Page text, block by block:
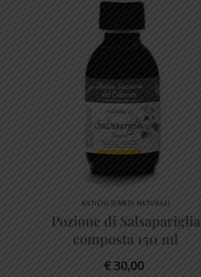
ANTICHI RIMEDI NATURALI
Pozione di Salsapariglia
composta 150 ml
€30,00